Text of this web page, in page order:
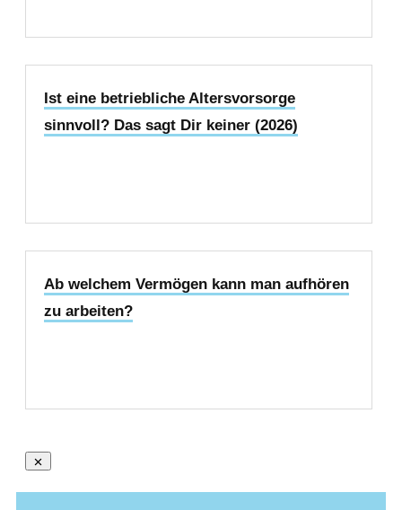
Ist eine betriebliche Altersvorsorge
sinnvoll? Das sagt Dir keiner (2026)
Ab welchem Vermögen kann man aufhören
zu arbeiten?